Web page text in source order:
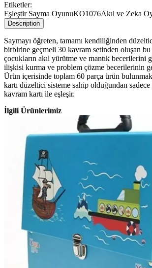
Etiketler:
Eşleştir Sayma OyunuKO1076Akıl ve Zeka
Description
Saymayı öğreten, tamamı kendiliğinden
birbirine geçmeli 30 kavram setinden oluşan
çocukların akıl yürütme ve mantık becerilerini
ilişkisi kurma ve problem çözme becerilerinin
Ürün içerisinde toplam 60 parça ürün
kartı düzeltici sisteme sahip olduğundan
kavram kartı ile eşleşir.
İlgili Ürünlerimiz